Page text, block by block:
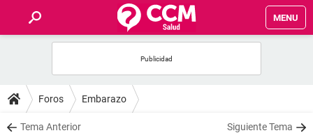
MENU
FOROS
SALUD
Foros Embarazo
Tema Anterior Siguiente Tema